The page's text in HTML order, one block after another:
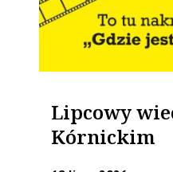
Lipcowy
Kórnickim